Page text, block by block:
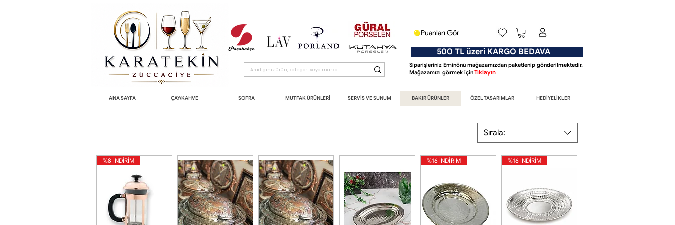
Puanları Gör
500 TL üzeri KARGO BEDAVA
Siparişleriniz Eminönü mağazamızdan paketlenip gönderilmektedir.
Mağazamızı görmek içinTıklayın
ANA SAYFA ÇAY/KAHVE SOFRA MUTFAK ÜRÜNLERİ SERVİS VE SUNUM BAKIR ÜRÜNLER ÖZEL TASARIMLAR HEDİYELİKLER
Sırala:
%8 İNDİRİM %16 İNDİRİM %16 İNDİRİM